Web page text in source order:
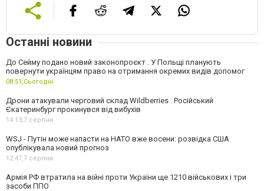
Останні новини
До Сейму подано новий законопроєкт . У Польщі планують
повернути українцям право на отримання окремих видів допомог
08:51,Сьогодні
Дрони атакували черговий склад Wildberries . Російський
Єкатеринбург прокинувся від вибухів
14:13,7 серпня
WSJ - Путін може напасти на НАТО вже восени: розвідка США
опублікувала новий прогноз
12:47,7 серпня
Армія РФ втратила на війні проти України ще 1210 військових і три
засоби ППО